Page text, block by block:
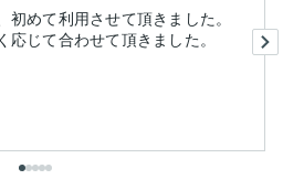
めて利用させて頂きました。
じて合わせて頂きました。